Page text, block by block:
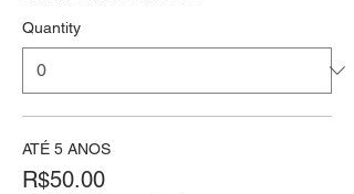
Quantity
ATÉ 5 ANOS
R$50.00